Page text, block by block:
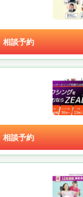
相談予約
相談予約